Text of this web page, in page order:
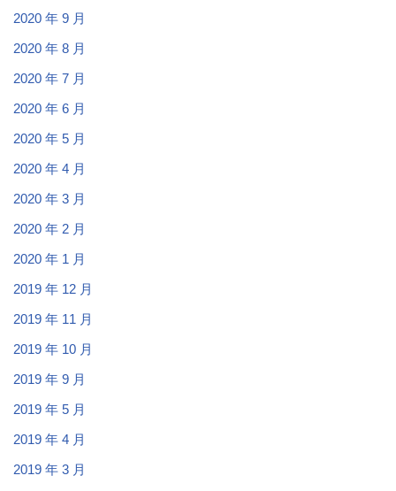
2020 年 9 月
2020 年 8 月
2020 年 7 月
2020 年 6 月
2020 年 5 月
2020 年 4 月
2020 年 3 月
2020 年 2 月
2020 年 1 月
2019 年 12 月
2019 年 11 月
2019 年 10 月
2019 年 9 月
2019 年 5 月
2019 年 4 月
2019 年 3 月